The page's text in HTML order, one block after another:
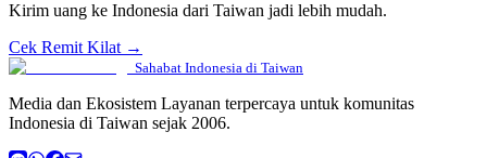
Kirim uang ke Indonesia dari Taiwan jadi lebih mudah.
Cek Remit Kilat →
Sahabat Indonesia di Taiwan
Media dan Ekosistem Layanan terpercaya untuk komunitas
Indonesia di Taiwan sejak 2006.